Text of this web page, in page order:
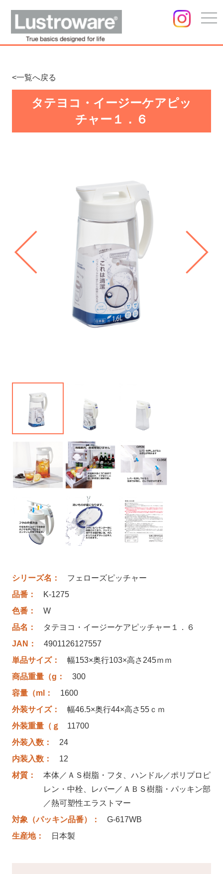
<一覧へ戻る
タテヨコ・イージーケアピッ
チャー１．６
シリーズ名：
フェローズピッチャー
品番：
K-1275
色番：
W
品名：
タテヨコ・イージーケアピッチャー１．６
JAN：
4901126127557
単品サイズ：
幅153×奥行103×高さ245ｍｍ
商品重量（g：
300
容量（ml：
1600
外装サイズ：
幅46.5×奥行44×高さ55ｃｍ
外装重量（ｇ
11700
外装入数：
24
内装入数：
12
材質：
本体／ＡＳ樹脂・フタ、ハンドル／ポリプロピ
レン・中栓、レバー／ＡＢＳ樹脂・パッキン部
／熱可塑性エラストマー
対象（パッキン品番）：
G-617WB
生産地：
日本製